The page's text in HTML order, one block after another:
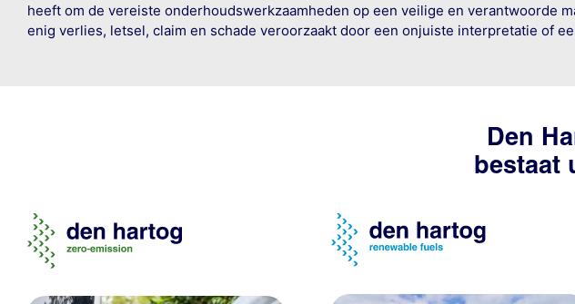
heeft om de vereiste onderhoudswerkzaamheden op een veilige en verantwoorde
enig verlies, letsel, claim en schade veroorzaakt door een onjuiste interpretatie of
Den
bestaat